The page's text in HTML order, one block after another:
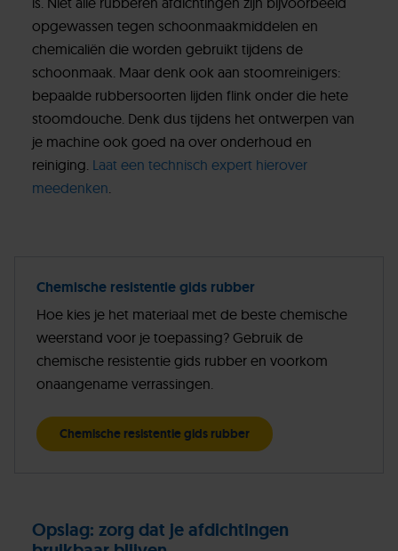
opgewassen tegen schoonmaakmiddelen en
chemicaliën die worden gebruikt tijdens de
schoonmaak. Maar denk ook aan stoomreinigers:
bepaalde rubbersoorten lijden flink onder die hete
stoomdouche. Denk dus tijdens het ontwerpen van
je machine ook goed na over onderhoud en
reiniging. Laat een technisch expert hierover
meedenken.
Chemische resistentie gids rubber
Hoe kies je het materiaal met de beste chemische
weerstand voor je toepassing? Gebruik de
chemische resistentie gids rubber en voorkom
onaangename verrassingen.
Chemische resistentie gids rubber
Opslag: zorg dat je afdichtingen